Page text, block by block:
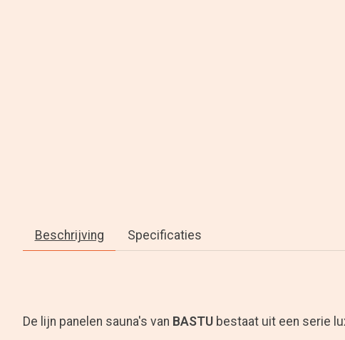
Beschrijving Specificaties
De lijn panelen sauna's van BASTU bestaat uit een serie